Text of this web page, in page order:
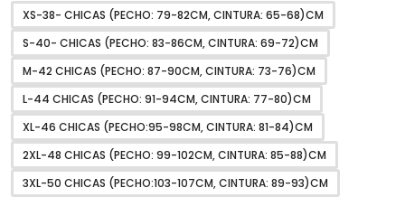
XS-38- CHICAS (PECHO: 79-82CM, CINTURA: 65-68)CM
S-40- CHICAS (PECHO: 83-86CM, CINTURA: 69-72)CM
M-42 CHICAS (PECHO: 87-90CM, CINTURA: 73-76)CM
L-44 CHICAS (PECHO: 91-94CM, CINTURA: 77-80)CM
XL-46 CHICAS (PECHO:95-98CM, CINTURA: 81-84)CM
2XL-48 CHICAS (PECHO: 99-102CM, CINTURA: 85-88)CM
3XL-50 CHICAS (PECHO:103-107CM, CINTURA: 89-93)CM